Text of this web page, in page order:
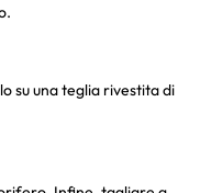
su una teglia rivestita di